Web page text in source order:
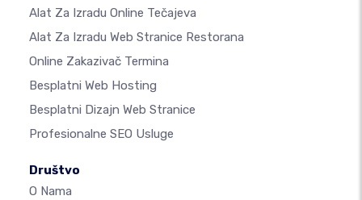
Alat Za Izradu Online Tečajeva
Alat Za Izradu Web Stranice Restorana
Online Zakazivač Termina
Besplatni Web Hosting
Besplatni Dizajn Web Stranice
Profesionalne SEO Usluge
Društvo
O Nama